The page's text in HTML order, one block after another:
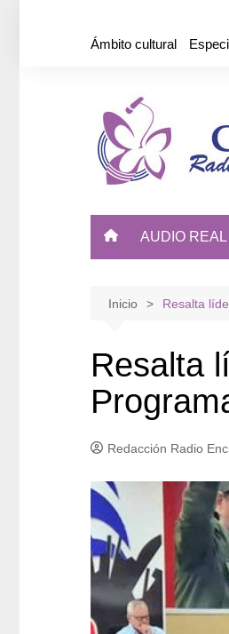
Ámbito cultural
AUDIO REAL
Inicio Resalta
Resalta
Redacción Radio